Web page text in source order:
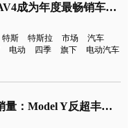
Model Y反超RAV4成为年度最畅销车型！
特斯 特斯拉 市场
汽车
电动 四季 旗下
电动汽车
2023年Q1全球销量：Model Y反超丰田卡罗拉成为最畅销车